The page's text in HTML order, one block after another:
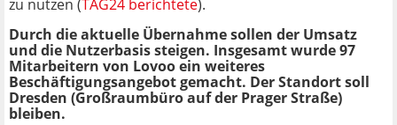
zu nutzen (TAG24 berichtete).
Durch die aktuelle Übernahme sollen der Umsatz
und die Nutzerbasis steigen. Insgesamt wurde 97
Mitarbeitern von Lovoo ein weiteres
Beschäftigungsangebot gemacht. Der Standort soll
Dresden (Großraumbüro auf der Prager Straße)
bleiben.